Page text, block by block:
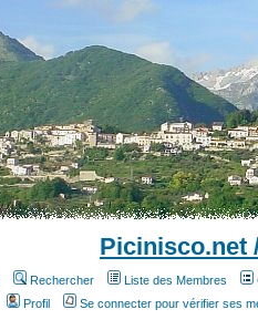
Picinisco.net
Rechercher Liste des Membres
Profil
Se connecter pour vérifier ses